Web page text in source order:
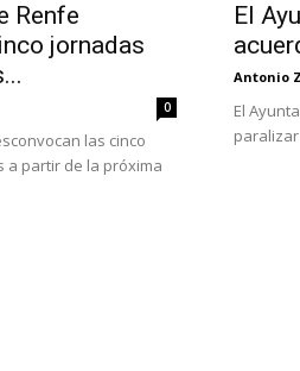
Renfe
jornadas
0
las cinco
a partir de la próxima
El
Antonio
El